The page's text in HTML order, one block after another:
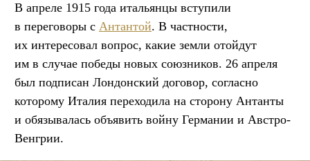
В апреле 1915 года итальянцы вступили
в переговоры с Антантой. В частности,
их интересовал вопрос, какие земли отойдут
им в случае победы новых союзников. 26 апреля
был подписан Лондонский договор, согласно
которому Италия переходила на сторону Антанты
и обязывалась объявить войну Германии и Австро-
Венгрии.